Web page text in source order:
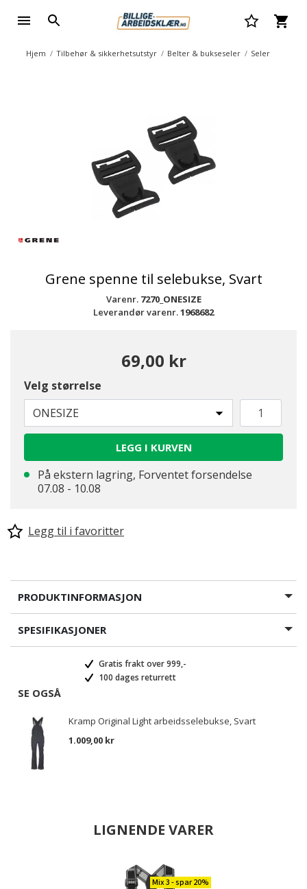
Hjem Tilbehør & sikkerhetsutstyr Belter & bukseseler Seler
Grene spenne til selebukse, Svart
Varenr. 7270_ONESIZE
Leverandør varenr.1968682
69,00 kr
Velg størrelse
ONESIZE
LEGG I KURVEN
På ekstern lagring, Forventet forsendelse
07.08 - 10.08
Legg til i favoritter
PRODUKTINFORMASJON
SPESIFIKASJONER
Gratis frakt over 999,-
100 dages returrett
SE OGSÅ
Kramp Original Light arbeidsselebukse, Svart
1.009,00 kr
LIGNENDE VARER
Mix 3 - spar 20%